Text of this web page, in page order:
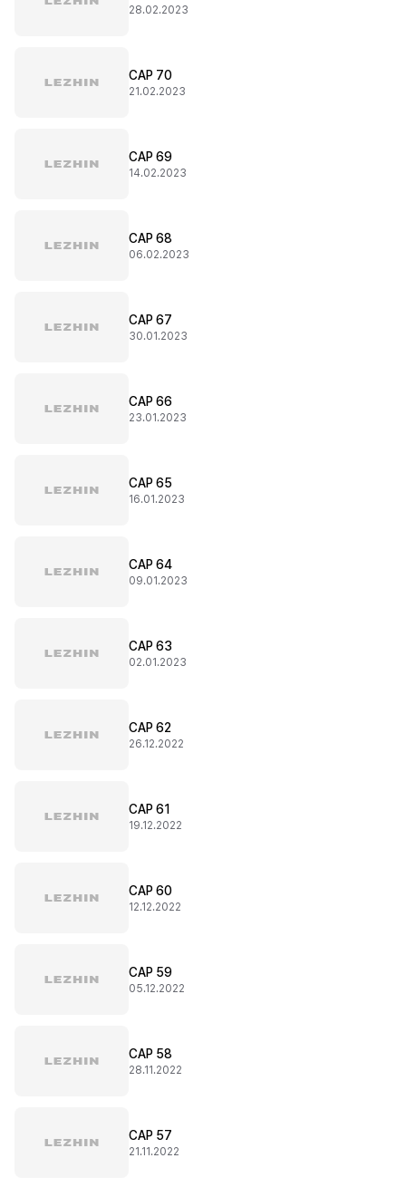
28.02.2023
CAP 70
21.02.2023
CAP 69
14.02.2023
CAP 68
06.02.2023
CAP 67
30.01.2023
CAP 66
23.01.2023
CAP 65
16.01.2023
CAP 64
09.01.2023
CAP 63
02.01.2023
CAP 62
26.12.2022
CAP 61
19.12.2022
CAP 60
12.12.2022
CAP 59
05.12.2022
CAP 58
28.11.2022
CAP 57
21.11.2022